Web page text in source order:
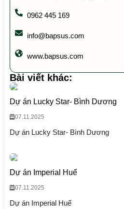
0962 445 169
info@bapsus.com
www.bapsus.com
Bài viết khác:
Dự án Lucky Star- Bình Dương
07.11.2025
Dự án Lucky Star- Bình Dương
Dự án Imperial Huế
07.11.2025
Dự án Imperial Huế